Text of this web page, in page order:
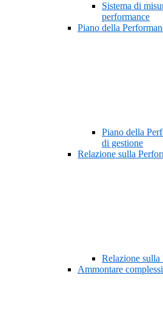
Sistema di
performance
Piano della
Piano della
di gestione
Relazione sulla
Relazione sulla
Ammontare